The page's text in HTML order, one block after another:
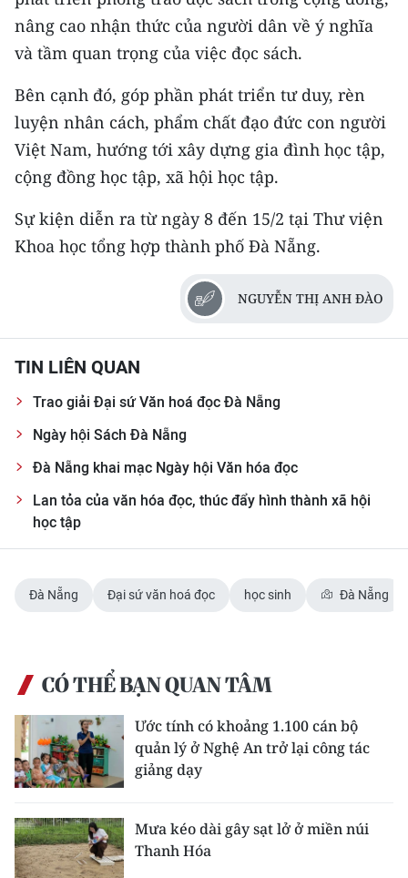
Chuyên trang Hà Nội
Chuyên trang TP. Hồ Chí Minh
CHUYÊN ĐỀ
CÁC CHUYÊN TRANG
THỜI NAY
NHÂN DÂN HẰNG THÁNG
MUA BÁO
中文
한국어
nâng cao nhận thức của người dân về ý nghĩa
và tầm quan trọng của việc đọc sách.
Bên cạnh đó, góp phần phát triển tư duy, rèn
luyện nhân cách, phẩm chất đạo đức con người
Việt Nam, hướng tới xây dựng gia đình học tập,
cộng đồng học tập, xã hội học tập.
Sự kiện diễn ra từ ngày 8 đến 15/2 tại Thư viện
Khoa học tổng hợp thành phố Đà Nẵng.
NGUYỄN THỊ ANH ĐÀO
TIN LIÊN QUAN
Trao giải Đại sứ Văn hoá đọc Đà Nẵng
Ngày hội Sách Đà Nẵng
Đà Nẵng khai mạc Ngày hội Văn hóa đọc
Lan tỏa của văn hóa đọc, thúc đẩy hình thành xã hội
học tập
Đà Nẵng Đại sứ văn hoá đọc học sinh Đà Nẵng
CÓ THỂ BẠN QUAN TÂM
Ước tính có khoảng 1.100 cán bộ
quản lý ở Nghệ An trở lại công tác
giảng dạy
Mưa kéo dài gây sạt lở ở miền núi
Thanh Hóa